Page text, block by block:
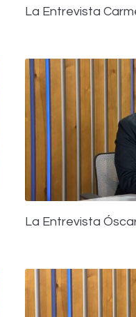
La Entrevista
La Entrevista